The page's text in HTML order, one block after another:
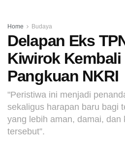
Home Budaya
Delapan Eks
Kiwirok Kembali
Pangkuan NKRI
"Peristiwa ini menjadi
sekaligus harapan baru bagi
yang lebih aman, damai, dan
tersebut”.